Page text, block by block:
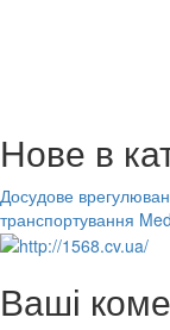
Нове в
Досудове
транспортування
Ваші